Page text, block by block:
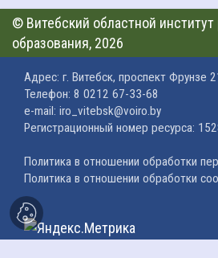
© Витебский областной институт
образования, 2026
Адрес: г. Витебск, проспект Фрунзе
Телефон: 8 0212 67-33-68
e-mail: iro_vitebsk@voiro.by
Регистрационный номер ресурса:
Политика в отношении обработки
Политика в отношении обработки